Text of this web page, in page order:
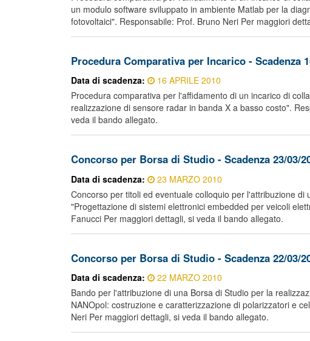
un modulo software sviluppato in ambiente Matlab per la
fotovoltaici". Responsabile: Prof. Bruno Neri Per maggiori
Procedura Comparativa per Incarico - Scadenza
Data di scadenza:
16 APRILE 2010
Procedura comparativa per l'affidamento di un incarico di
realizzazione di sensore radar in banda X a basso costo".
veda il bando allegato.
Concorso per Borsa di Studio - Scadenza 23/03/
Data di scadenza:
23 MARZO 2010
Concorso per titoli ed eventuale colloquio per l'attribuzione di
"Progettazione di sistemi elettronici embedded per veicoli
Fanucci Per maggiori dettagli, si veda il bando allegato.
Concorso per Borsa di Studio - Scadenza 22/03/
Data di scadenza:
22 MARZO 2010
Bando per l'attribuzione di una Borsa di Studio per la
NANOpol: costruzione e caratterizzazione di polarizzatori e
Neri Per maggiori dettagli, si veda il bando allegato.